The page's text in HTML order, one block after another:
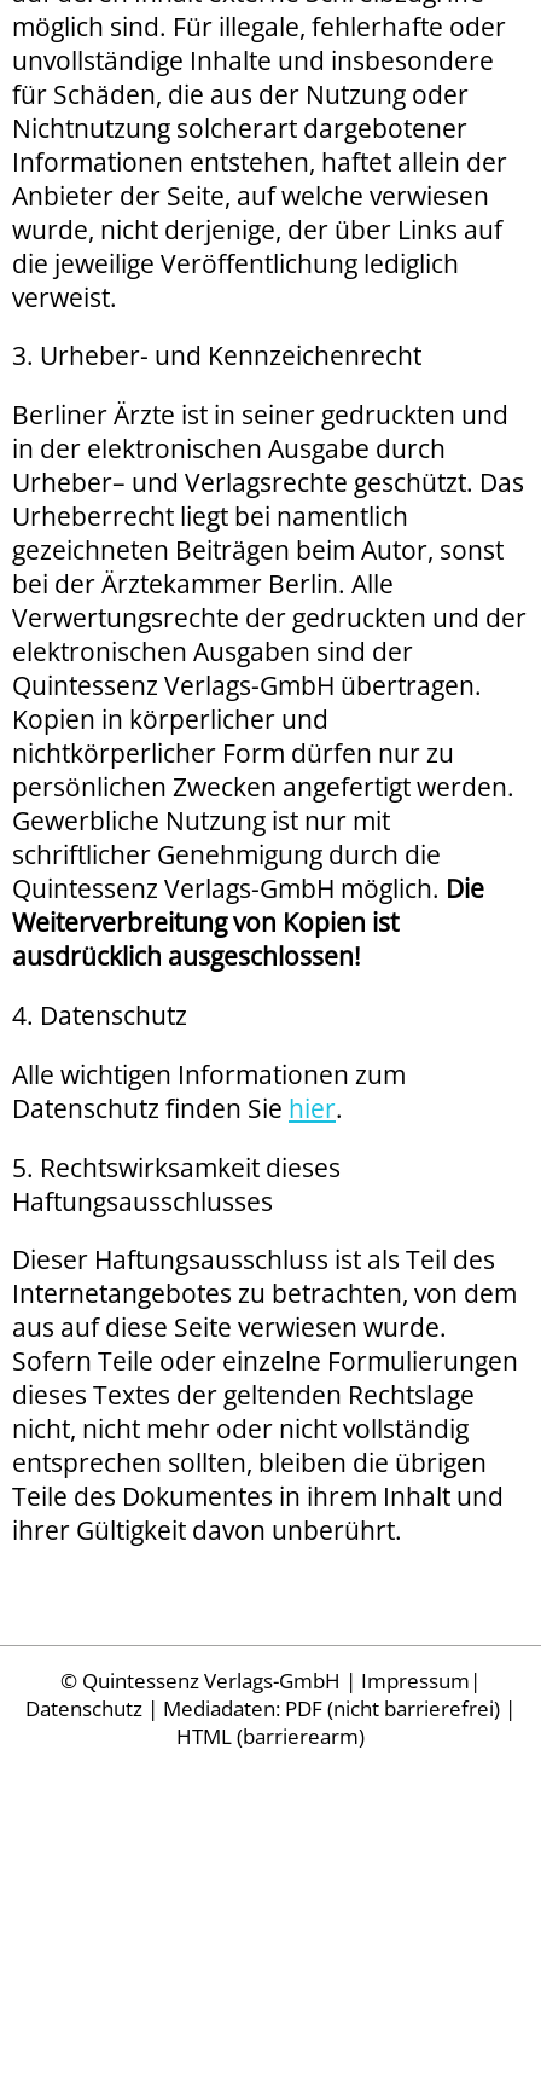
möglich sind. Für illegale, fehlerhafte oder
unvollständige Inhalte und insbesondere
für Schäden, die aus der Nutzung oder
Nichtnutzung solcherart dargebotener
Informationen entstehen, haftet allein der
Anbieter der Seite, auf welche verwiesen
wurde, nicht derjenige, der über Links auf
die jeweilige Veröffentlichung lediglich
verweist.
3. Urheber- und Kennzeichenrecht
Berliner Ärzte ist in seiner gedruckten und
in der elektronischen Ausgabe durch
Urheber– und Verlagsrechte geschützt. Das
Urheberrecht liegt bei namentlich
gezeichneten Beiträgen beim Autor, sonst
bei der Ärztekammer Berlin. Alle
Verwertungsrechte der gedruckten und der
elektronischen Ausgaben sind der
Quintessenz Verlags-GmbH übertragen.
Kopien in körperlicher und
nichtkörperlicher Form dürfen nur zu
persönlichen Zwecken angefertigt werden.
Gewerbliche Nutzung ist nur mit
schriftlicher Genehmigung durch die
Quintessenz Verlags-GmbH möglich. Die
Weiterverbreitung von Kopien ist
ausdrücklich ausgeschlossen!
4. Datenschutz
Alle wichtigen Informationen zum
Datenschutz finden Sie hier.
5. Rechtswirksamkeit dieses
Haftungsausschlusses
Dieser Haftungsausschluss ist als Teil des
Internetangebotes zu betrachten, von dem
aus auf diese Seite verwiesen wurde.
Sofern Teile oder einzelne Formulierungen
dieses Textes der geltenden Rechtslage
nicht, nicht mehr oder nicht vollständig
entsprechen sollten, bleiben die übrigen
Teile des Dokumentes in ihrem Inhalt und
ihrer Gültigkeit davon unberührt.
© Quintessenz Verlags-GmbH | Impressum |
Datenschutz | Mediadaten: PDF (nicht barrierefrei) |
HTML (barrierearm)